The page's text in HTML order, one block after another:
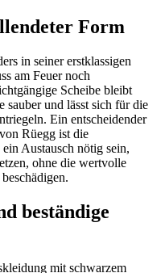
Form
in seiner erstklassigen
am Feuer noch
Scheibe bleibt
sauber und lässt sich für die
Ein entscheidender
Rüegg ist die
Austausch nötig sein,
ohne die wertvolle
beständige
mit schwarzem